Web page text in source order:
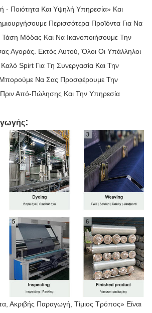
- Ποιότητα Και Υψηλή Υπηρεσία» Και
Περισσότερα Προϊόντα Για Να
Μόδας Και Να Ικανοποιήσουμε Την
Αγοράς. Εκτός Αυτού, Όλοι Οι Υπάλληλοι
Spirt Για Τη Συνεργασία Και Την
Να Σας Προσφέρουμε Την
Από-Πώλησης Και Την Υπηρεσία
:
Ακριβής Παραγωγή, Τίμιος Τρόπος» Είναι